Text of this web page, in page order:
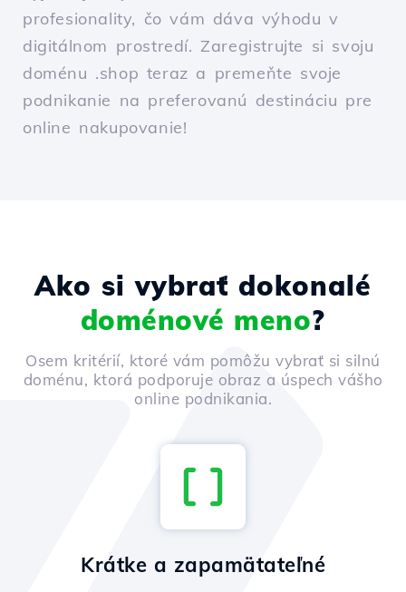
profesionality, čo vám dáva výhodu v
digitálnom prostredí. Zaregistrujte si svoju
doménu .shop teraz a premeňte svoje
podnikanie na preferovanú destináciu pre
online nakupovanie!
Ako si vybrať dokonalé
doménové meno?
Osem kritérií, ktoré vám pomôžu vybrať si silnú
doménu, ktorá podporuje obraz a úspech vášho
online podnikania.
Krátke a zapamätateľné